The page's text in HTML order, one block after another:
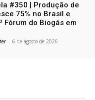
#350 | Produção de
75% no Brasil e
Fórum do Biogás em
- 6 de agosto de 2026